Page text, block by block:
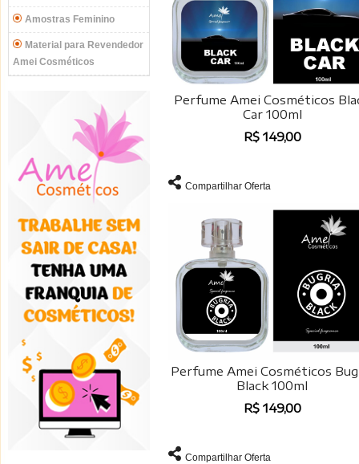
Amostras Feminino
Material para Revendedor
Amei Cosméticos
Perfume Amei Cosméticos
Car 100ml
R$ 149,00
Compartilhar Oferta
Perfume Amei Cosméticos
Black 100ml
R$ 149,00
Compartilhar Oferta